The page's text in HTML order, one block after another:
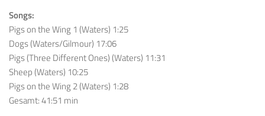
Songs:
Pigs on the Wing 1 (Waters) 1:25
Dogs (Waters/Gilmour) 17:06
Pigs (Three Different Ones) (Waters) 11:31
Sheep (Waters) 10:25
Pigs on the Wing 2 (Waters) 1:28
Gesamt: 41:51 min